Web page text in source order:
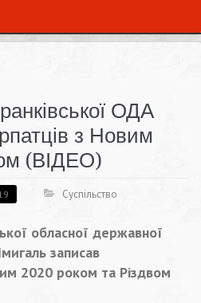
ОДА
з Новим
(ВІДЕО)
Суспільство
обласної державної
записав
2020 роком та Різдвом